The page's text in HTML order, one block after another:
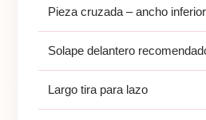
Pieza cruzada – ancho inferior
Solape delantero
Largo tira para lazo